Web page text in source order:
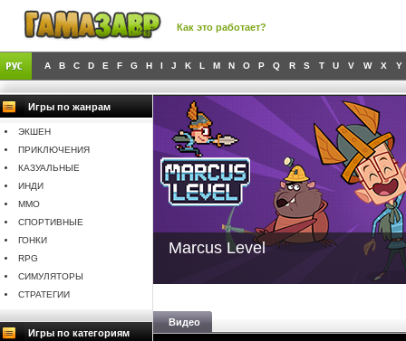
Как это работает?
A B C D E F G H I J K L M N O P Q R S T U V W X Y
Игры по жанрам
ЭКШЕН
ПРИКЛЮЧЕНИЯ
КАЗУАЛЬНЫЕ
ИНДИ
MMO
СПОРТИВНЫЕ
ГОНКИ
RPG
СИМУЛЯТОРЫ
СТРАТЕГИИ
Игры по категориям
Marcus Level
Видео